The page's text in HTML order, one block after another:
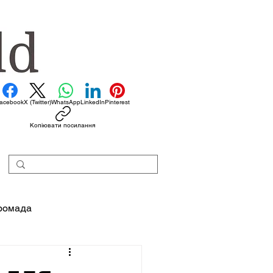
X (Twitter)WhatsAppLinkedInPinterest
Копіювати посилання